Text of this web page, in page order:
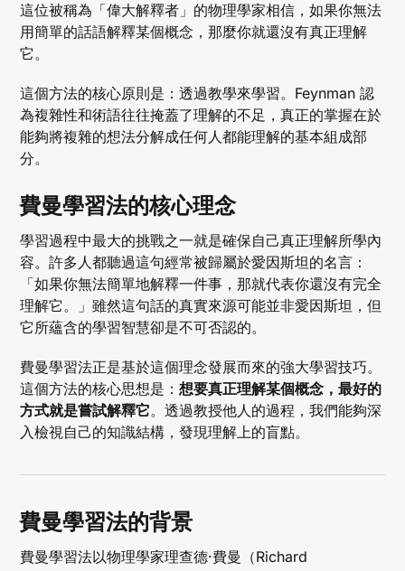
這位被稱為「偉大解釋者」的物理學家相信，如果你無法
用簡單的話語解釋某個概念，那麼你就還沒有真正理解
它。
這個方法的核心原則是：透過教學來學習。Feynman 認
為複雜性和術語往往掩蓋了理解的不足，真正的掌握在於
能夠將複雜的想法分解成任何人都能理解的基本組成部
分。
費曼學習法的核心理念
學習過程中最大的挑戰之一就是確保自己真正理解所學內
容。許多人都聽過這句經常被歸屬於愛因斯坦的名言：
「如果你無法簡單地解釋一件事，那就代表你還沒有完全
理解它。」雖然這句話的真實來源可能並非愛因斯坦，但
它所蘊含的學習智慧卻是不可否認的。
費曼學習法正是基於這個理念發展而來的強大學習技巧。
這個方法的核心思想是：想要真正理解某個概念，最好的
方式就是嘗試解釋它。透過教授他人的過程，我們能夠深
入檢視自己的知識結構，發現理解上的盲點。
費曼學習法的背景
費曼學習法以物理學家理查德·費曼（Richard